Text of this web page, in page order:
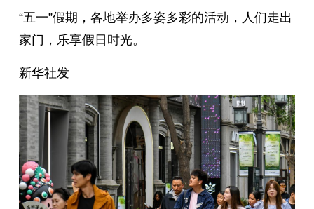
“五一”假期，各地举办多姿多彩的活动，人们走出
家门，乐享假日时光。
新华社发